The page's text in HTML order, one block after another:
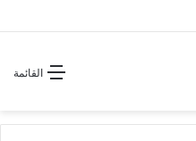
القائمة